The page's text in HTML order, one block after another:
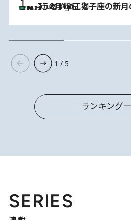
4 Hours Ago
【新月】8月13日 獅子座の新月の日に行うといいこと
1 / 5
ランキング
SERIES